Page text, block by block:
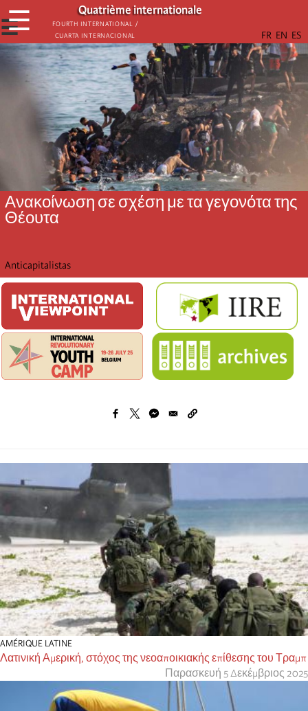
Παράκαμψη
προς
το
κυρίως
περιεχόμενο
Quatrième internationale
Fourth International /
Cuarta Internacional
☰
☰
Ανακοίνωση σε σχέση με τα γεγονότα της
Θέουτα
Anticapitalistas
AMÉRIQUE LATINE
Λατινική Αμερική, στόχος της νεοαποικιακής επίθεσης του Τραμπ
Παρασκευή 5 Δεκέμβριος 2025